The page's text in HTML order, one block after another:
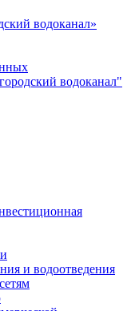
водоканал»
водоканал"
и водоотведения